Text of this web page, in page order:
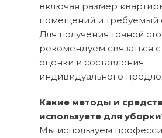
включая размер
помещений и требуемый
Для получения точной
рекомендуем связаться
оценки и составления
индивидуального
Какие методы и
используете для
Мы используем